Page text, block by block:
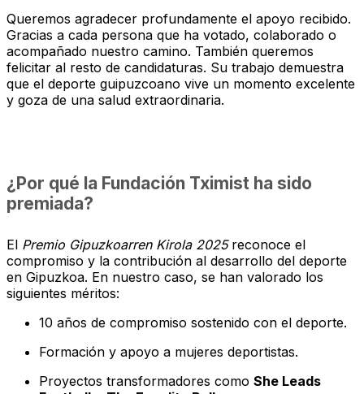
Queremos agradecer profundamente el apoyo recibido.
Gracias a cada persona que ha votado, colaborado o
acompañado nuestro camino. También queremos
felicitar al resto de candidaturas. Su trabajo demuestra
que el deporte guipuzcoano vive un momento excelente
y goza de una salud extraordinaria.
¿Por qué la Fundación Tximist ha sido
premiada?
El Premio Gipuzkoarren Kirola 2025reconoce el
compromiso y la contribución al desarrollo del deporte
en Gipuzkoa. En nuestro caso, se han valorado los
siguientes méritos:
10 años de compromiso sostenido con el deporte.
Formación y apoyo a mujeres deportistas.
Proyectos transformadores como She Leads